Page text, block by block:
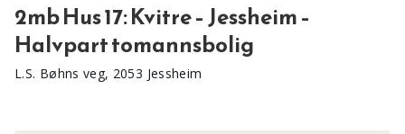
2mb Hus 17: Kvitre – Jessheim –
Halvpart tomannsbolig
L.S. Bøhns veg, 2053 Jessheim